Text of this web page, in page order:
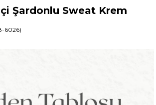
Şardonlu Sweat Krem
6026)